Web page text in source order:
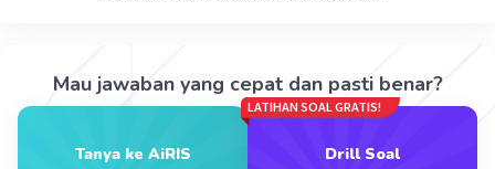
Mau jawaban yang cepat dan pasti benar?
Tanya ke AiRIS
LATIHAN SOAL GRATIS!
Drill Soal